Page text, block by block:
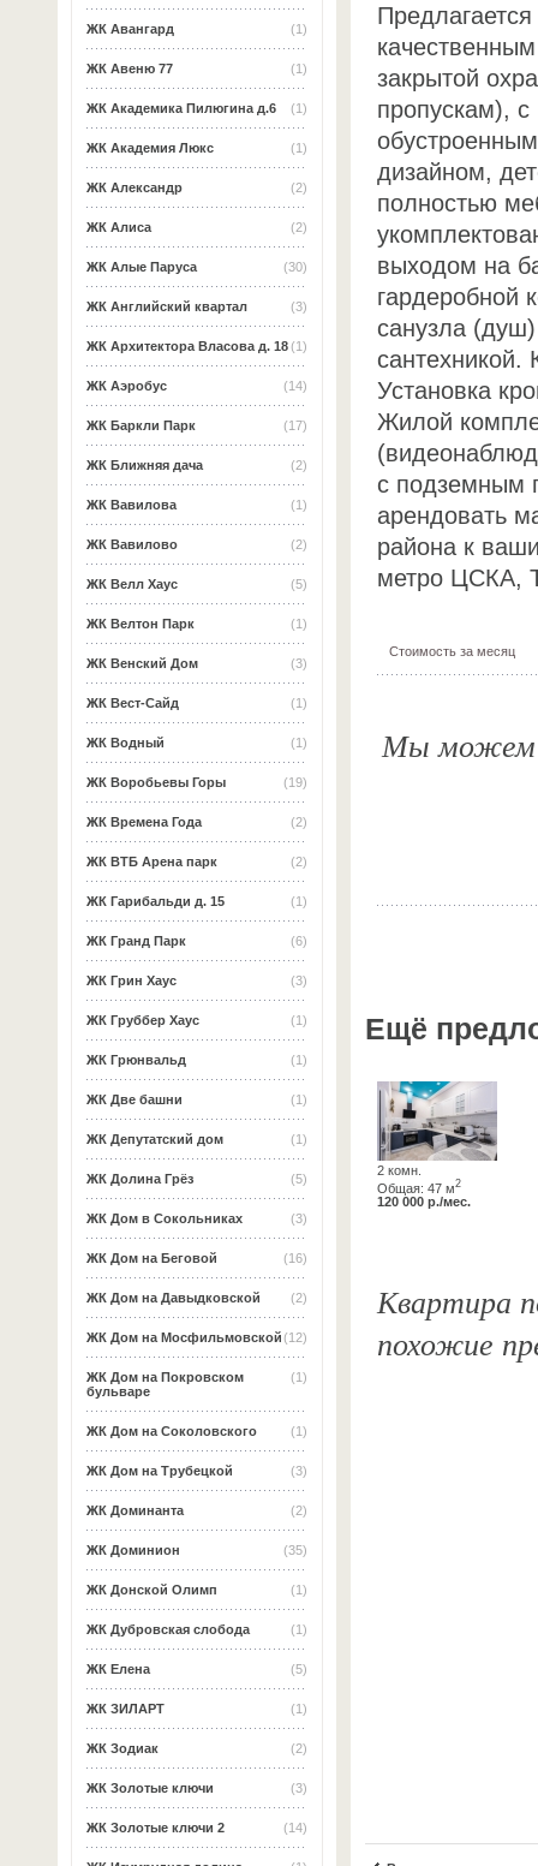
(1)
ЖК Авангард
(1)
ЖК Авеню 77
(1)
ЖК Академика Пилюгина д.6
(1)
ЖК Академия Люкс
(2)
ЖК Александр
(2)
ЖК Алиса
(30)
ЖК Алые Паруса
(3)
ЖК Английский квартал
(1)
ЖК Архитектора Власова д. 18
(14)
ЖК Аэробус
(17)
ЖК Баркли Парк
(2)
ЖК Ближняя дача
(1)
ЖК Вавилова
(2)
ЖК Вавилово
(5)
ЖК Велл Хаус
(1)
ЖК Велтон Парк
(3)
ЖК Венский Дом
(1)
ЖК Вест-Сайд
(1)
ЖК Водный
(19)
ЖК Воробьевы Горы
(2)
ЖК Времена Года
(2)
ЖК ВТБ Арена парк
(1)
ЖК Гарибальди д. 15
(6)
ЖК Гранд Парк
(3)
ЖК Грин Хаус
(1)
ЖК Груббер Хаус
(1)
ЖК Грюнвальд
(1)
ЖК Две башни
(1)
ЖК Депутатский дом
(5)
ЖК Долина Грёз
(3)
ЖК Дом в Сокольниках
(16)
ЖК Дом на Беговой
(2)
ЖК Дом на Давыдковской
(12)
ЖК Дом на Мосфильмовской
(1)
ЖК Дом на Покровском
бульваре
(1)
ЖК Дом на Соколовского
(3)
ЖК Дом на Трубецкой
(2)
ЖК Доминанта
(35)
ЖК Доминион
(1)
ЖК Донской Олимп
(1)
ЖК Дубровская слобода
(5)
ЖК Елена
(1)
ЖК ЗИЛАРТ
(2)
ЖК Зодиак
(3)
ЖК Золотые ключи
(14)
ЖК Золотые ключи 2
закрытой
пропускам),
дизайном,
полностью
выходом на
гардеробной
санузла
Установка
Жилой
с подземным
арендовать
района к
метро ЦСКА,
Стоимость за месяц
Мы можем
Ещё
2 комн.
Общая: 47 м2
120 000 р./мес.
Квартира
похожие